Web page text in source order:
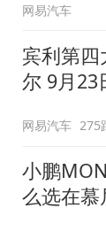
网易汽车
宾利第
尔 9月23
网易汽车 275
小鹏
么选在慕